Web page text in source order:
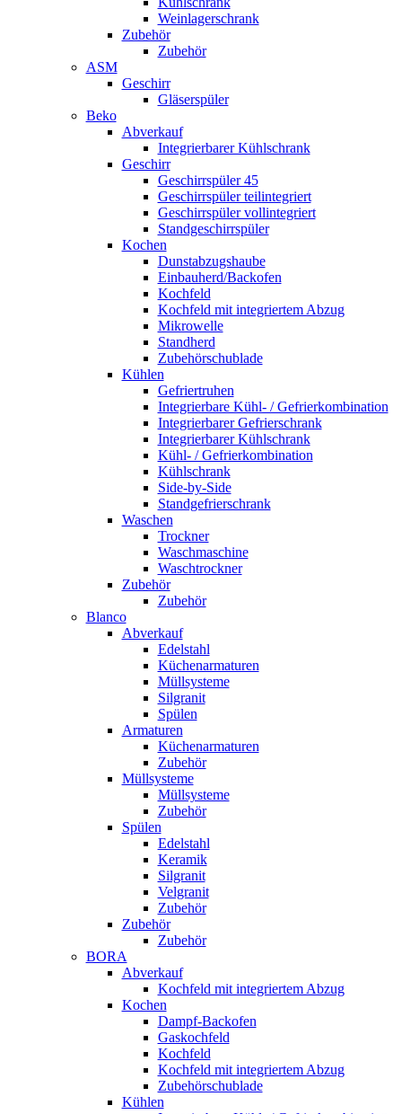
Weinlagerschrank
Zubehör
Zubehör
ASM
Geschirr
Gläserspüler
Beko
Abverkauf
Integrierbarer Kühlschrank
Geschirr
Geschirrspüler 45
Geschirrspüler teilintegriert
Geschirrspüler vollintegriert
Standgeschirrspüler
Kochen
Dunstabzugshaube
Einbauherd/Backofen
Kochfeld
Kochfeld mit integriertem Abzug
Mikrowelle
Standherd
Zubehörschublade
Kühlen
Gefriertruhen
Integrierbare Kühl- / Gefrierkombination
Integrierbarer Gefrierschrank
Integrierbarer Kühlschrank
Kühl- / Gefrierkombination
Kühlschrank
Side-by-Side
Standgefrierschrank
Waschen
Trockner
Waschmaschine
Waschtrockner
Zubehör
Zubehör
Blanco
Abverkauf
Edelstahl
Küchenarmaturen
Müllsysteme
Silgranit
Spülen
Armaturen
Küchenarmaturen
Zubehör
Müllsysteme
Müllsysteme
Zubehör
Spülen
Edelstahl
Keramik
Silgranit
Velgranit
Zubehör
Zubehör
Zubehör
BORA
Abverkauf
Kochfeld mit integriertem Abzug
Kochen
Dampf-Backofen
Gaskochfeld
Kochfeld
Kochfeld mit integriertem Abzug
Zubehörschublade
Kühlen